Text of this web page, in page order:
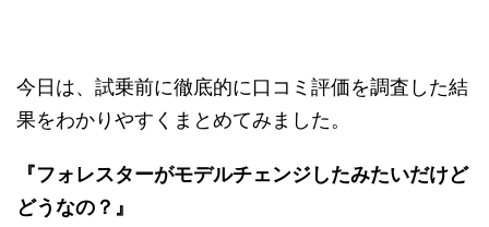
今日は、試乗前に徹底的に口コミ評価を調査した結
果をわかりやすくまとめてみました。
『フォレスターがモデルチェンジしたみたいだけど
どうなの？』